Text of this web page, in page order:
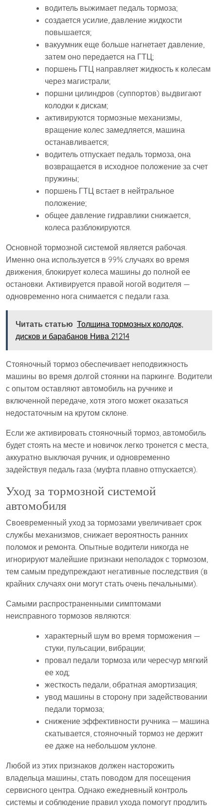
водитель выжимает педаль тормоза;
создается усилие, давление жидкости
повышается;
вакуумник еще больше нагнетает давление,
затем оно передается на ГТЦ;
поршень ГТЦ направляет жидкость к колесам
через магистрали;
поршни цилиндров (суппортов) выдвигают
колодки к дискам;
активируются тормозные механизмы,
вращение колес замедляется, машина
останавливается;
водитель отпускает педаль тормоза, она
возвращается в исходное положение за счет
пружины;
поршень ГТЦ встает в нейтральное
положение;
общее давление гидравлики снижается,
колеса разблокируются.
Основной тормозной системой является рабочая.
Именно она используется в 99% случаях во время
движения, блокирует колеса машины до полной ее
остановки. Активируется правой ногой водителя —
одновременно нога снимается с педали газа.
Читать статью Толщина тормозных колодок,
дисков и барабанов Нива 21214
Стояночный тормоз обеспечивает неподвижность
машины во время долгой стоянки на паркинге. Водители
с опытом оставляют автомобиль на ручнике и
включенной передаче, хотя этого может оказаться
недостаточным на крутом склоне.
Если же активировать стояночный тормоз, автомобиль
будет стоять на месте и новичок легко тронется с места,
аккуратно выключая ручник, и одновременно
задействуя педаль газа (муфта плавно отпускается).
Уход за тормозной системой
автомобиля
Своевременный уход за тормозами увеличивает срок
службы механизмов, снижает вероятность ранних
поломок и ремонта. Опытные водители никогда не
игнорируют малейшие признаки неполадок с тормозом,
тем самым предупреждают негативные последствия (в
крайних случаях они могут стать очень печальными).
Самыми распространенными симптомами
неисправного тормозов являются:
характерный шум во время торможения —
стуки, пульсации, вибрации;
провал педали тормоза или чересчур мягкий
ее ход;
жесткость педали, обратная амортизация;
увод машины в сторону при задействовании
педали тормоза;
снижение эффективности ручника — машина
скатывается, стояночный тормоз не держит
ее даже на небольшом уклоне.
Любой из этих признаков должен насторожить
владельца машины, стать поводом для посещения
сервисного центра. Однако ежедневный контроль
системы и соблюдение правил ухода помогут продлить